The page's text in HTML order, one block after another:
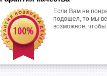
Если Вам не
подошел, то мы
возможное,